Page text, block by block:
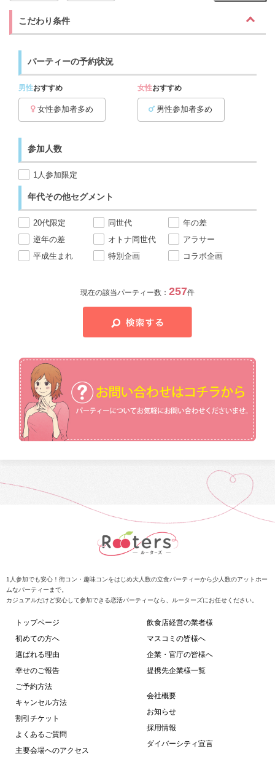
こだわり条件
パーティーの予約状況
男性おすすめ
女性参加者多め
女性おすすめ
男性参加者多め
参加人数
1人参加限定
年代その他セグメント
20代限定 同世代
年の差
逆年の差
オトナ同世代
アラサー
平成生まれ
特別企画 コラボ企画
現在の該当パーティー数： 257件
1人参加でも安心！街コン・趣味コンをはじめ大人数の立食パーティーから少人数のアットホー
ムなパーティーまで。
カジュアルだけど安心して参加できる恋活パーティーなら、ルーターズにお任せください。
トップページ
初めての方へ
選ばれる理由
幸せのご報告
ご予約方法
キャンセル方法
割引チケット
よくあるご質問
主要会場へのアクセス
飲食店経営の業者様
マスコミの皆様へ
企業・官庁の皆様へ
提携先企業様一覧
会社概要
お知らせ
採用情報
ダイバーシティ宣言